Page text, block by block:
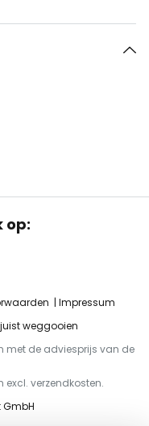
op:
Impressum
weggooien
met de adviesprijs van de
excl. verzendkosten.